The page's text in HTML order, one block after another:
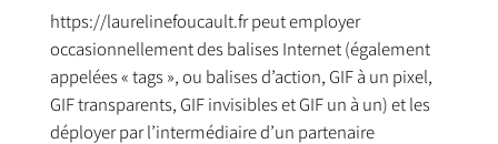
https://laurelinefoucault.fr peut employer
occasionnellement des balises Internet (également
appelées « tags », ou balises d’action, GIF à un pixel,
GIF transparents, GIF invisibles et GIF un à un) et les
déployer par l’intermédiaire d’un partenaire